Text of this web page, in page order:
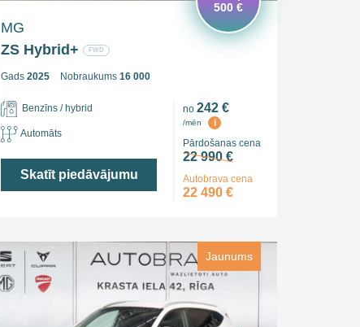
MG
ZS Hybrid+
FWD
Gads 2025 Nobraukums 16 000
500 €
Benzīns / hybrid
Automāts
Skatīt piedāvājumu
no 242 €
/mēn
i
Pārdošanas cena
22 990 €
Autobrava cena
22 490 €
Jaunums